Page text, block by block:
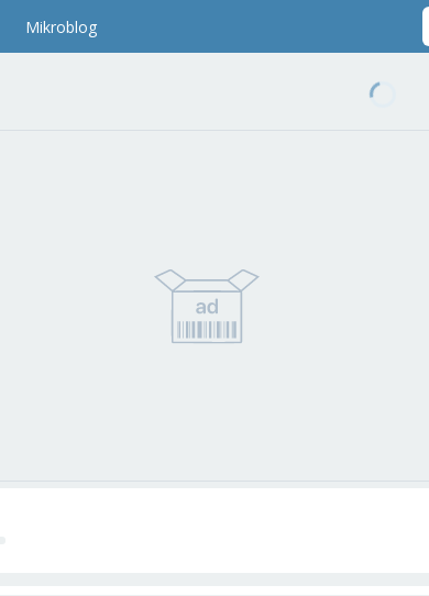
Mikroblog